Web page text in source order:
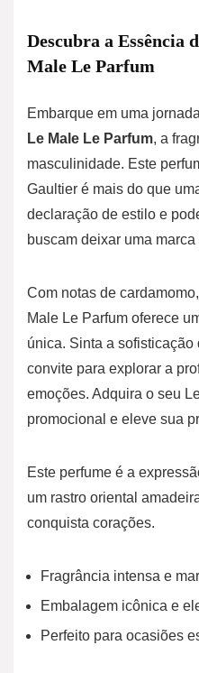
Descubra a Essência
Male Le Parfum
Embarque em uma
Le Male Le Parfum, a
masculinidade. Este
Gaultier é mais do que
declaração de estilo e
buscam deixar uma
Com notas de
Male Le Parfum oferece
única. Sinta a
convite para explorar a
emoções. Adquira o seu
promocional e eleve sua
Este perfume é a
um rastro oriental
conquista corações.
Fragrância intensa e
Embalagem icônica e
Perfeito para ocasiões